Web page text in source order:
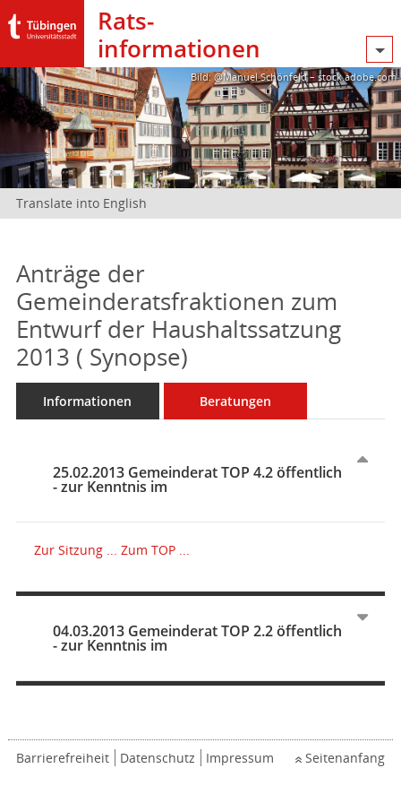
Rats­
informationen
Bild: @Manuel Schönfeld – stock.adobe.com
Translate into English
Anträge der
Gemeinderatsfraktionen zum
Entwurf der Haushaltssatzung
2013 ( Synopse)
Informationen Beratungen
25.02.2013 Gemeinderat TOP 4.2 öffentlich
- zur Kenntnis im
Zur Sitzung ... Zum TOP ...
04.03.2013 Gemeinderat TOP 2.2 öffentlich
- zur Kenntnis im
Barrierefreiheit Datenschutz Impressum Seitenanfang